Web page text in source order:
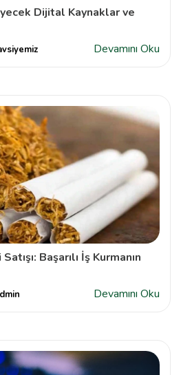
Dijital Kaynaklar ve
Devamını Oku
Başarılı İş Kurmanın
Devamını Oku